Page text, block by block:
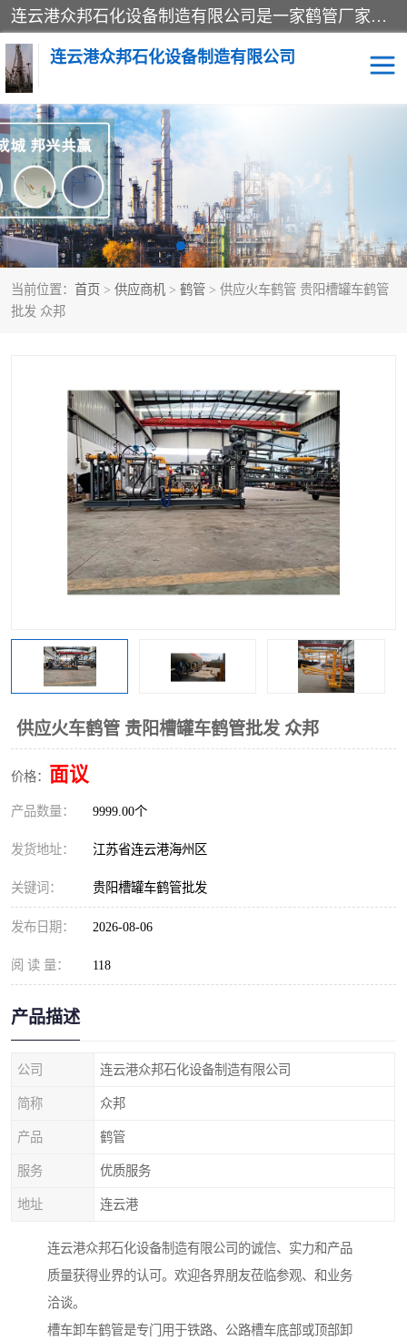
连云港众邦石化设备制造有限公司是一家鹤管厂家主营：鹤管、装车鹤管等，是致力于石油、石化等流体装卸设备(主要产品如鹤管、输油臂、脱缆钩等)的咨询、设计、制造、检测、安装指导、系统调试、维修维护等业务的公司。
连云港众邦石化设备制造有限公司
当前位置： 首页 > 供应商机 > 鹤管 > 供应火车鹤管 贵阳槽罐车鹤管
批发 众邦
供应火车鹤管 贵阳槽罐车鹤管批发 众邦
价格： 面议
产品数量： 9999.00个
发货地址： 江苏省连云港海州区
关键词： 贵阳槽罐车鹤管批发
发布日期： 2026-08-06
阅 读 量： 118
产品描述
公司 连云港众邦石化设备制造有限公司
简称 众邦
产品 鹤管
服务 优质服务
地址 连云港
连云港众邦石化设备制造有限公司的诚信、实力和产品
质量获得业界的认可。欢迎各界朋友莅临参观、和业务
洽谈。
槽车卸车鹤管是专门用于铁路、公路槽车底部或顶部卸
鹤管 顶部装卸鹤管
底部装卸鹤管 LNG低温鹤管
液氨鹤管 液化气鹤管
鹤管配件 活动梯栈台